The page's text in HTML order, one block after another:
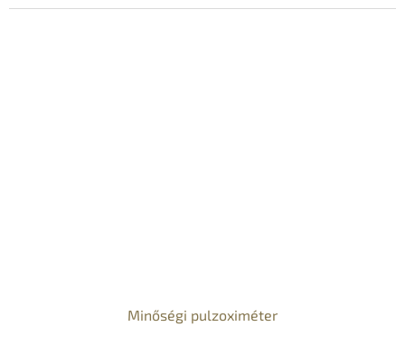
Minőségi pulzoximéter